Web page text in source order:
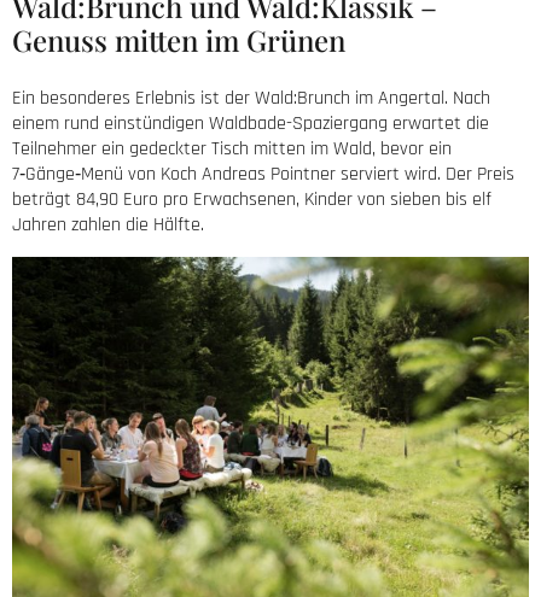
Genuss mitten im Grünen
Ein besonderes Erlebnis ist der Wald:Brunch im Angertal. Nach
einem rund einstündigen Waldbade-Spaziergang erwartet die
Teilnehmer ein gedeckter Tisch mitten im Wald, bevor ein
7‑Gänge‑Menü von Koch Andreas Pointner serviert wird. Der Preis
beträgt 84,90 Euro pro Erwachsenen, Kinder von sieben bis elf
Jahren zahlen die Hälfte.